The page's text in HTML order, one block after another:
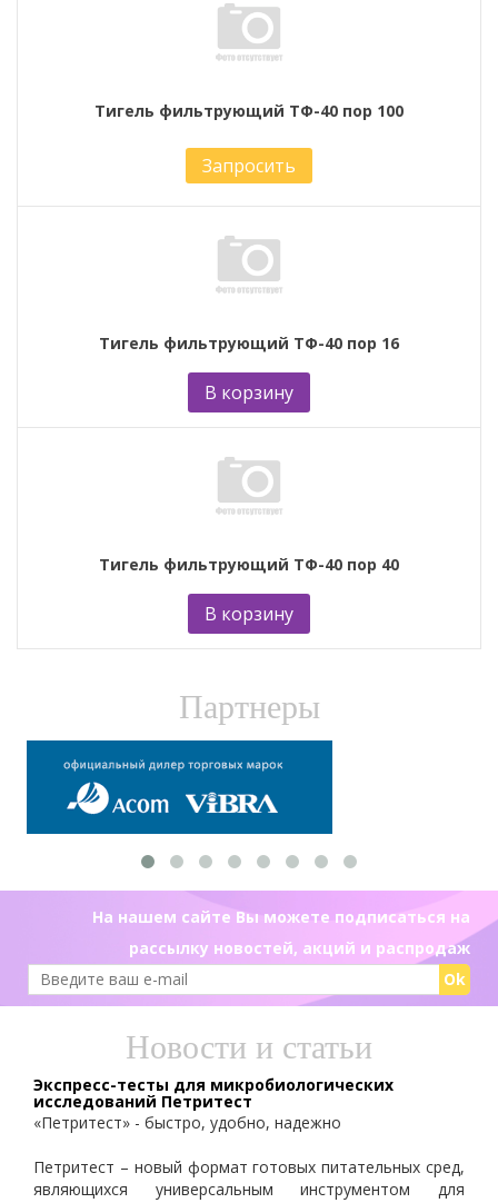
Тигель фильтрующий ТФ-40 пор 100
Запросить
Тигель фильтрующий ТФ-40 пор 16
В корзину
Тигель фильтрующий ТФ-40 пор 40
В корзину
Партнеры
На нашем сайте Вы можете подписаться на
рассылку новостей, акций и распродаж
Ok
Новости и статьи
Экспресс-тесты для микробиологических
исследований Петритест
«Петритест» - быстро, удобно, надежно
Петритест – новый формат готовых питательных сред,
являющихся универсальным инструментом для